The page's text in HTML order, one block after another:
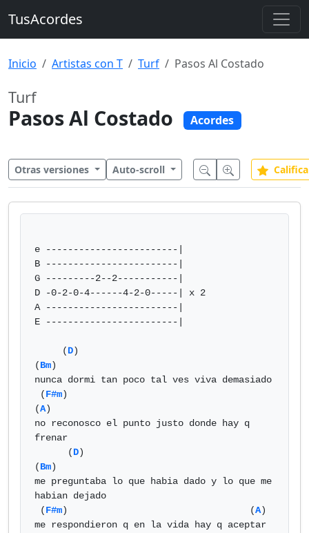
TusAcordes
Inicio Artistas con T Turf Pasos Al Costado
Turf
Pasos Al Costado Acordes
Otras versiones Auto-scroll
e ------------------------|
B ------------------------|
G ---------2--2-----------|
D -0-2-0-4------4-2-0-----| x 2
A ------------------------|
E ------------------------|
     (
D)
(Bm)
nunca dormi tan poco tal ves viva demasiado
(F#m)
(A)
no reconosco el punto justo donde hay q
frenar
      (
D)
(Bm)
me preguntaba lo que habia dado y lo que me
habian dejado
(F#m)                                 (A)
me respondieron q en la vida hay q aceptar